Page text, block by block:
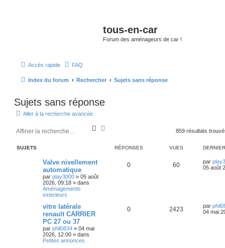
tous-en-car
Forum des aménageurs de car !
Accès rapide FAQ
Index du forum Rechercher Sujets sans réponse
Sujets sans réponse
Aller à la recherche avancée
R
h
859 résultats
SUJETS RÉPONSES VUES
Valve nivellement
automatique
par play3000 » 05 août
2026, 09:18 » dans
Aménagements
exterieurs
0 60 par
05 août
vitre latérale
renault CARRIER
PC 27 ou 37
par phil0834 » 04 mai
2026, 12:00 » dans
Petites annonces
0 2423 par
04 mai